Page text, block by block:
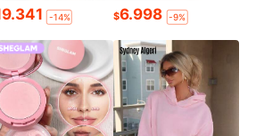
-14% $6.998 -9%